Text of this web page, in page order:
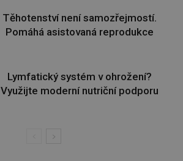
Těhotenství není samozřejmostí.
Pomáhá asistovaná reprodukce
Lymfatický systém v ohrožení?
Využijte moderní nutriční podporu